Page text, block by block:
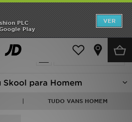
PLC
Play
VER
Actualizar a pesquisa
Skool para Homem
TUDO VANS HOMEM